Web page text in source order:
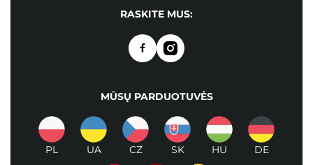
RASKITE MUS:
MŪSŲ PARDUOTUVĖS
PL UA CZ SK HU DE